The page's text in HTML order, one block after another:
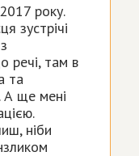
року.
зустрічі
речі, там в
та
А ще мені
ніби